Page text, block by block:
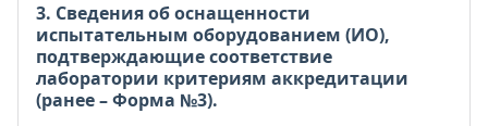
3. Сведения об оснащенности
испытательным оборудованием (ИО),
подтверждающие соответствие
лаборатории критериям аккредитации
(ранее – Форма №3).